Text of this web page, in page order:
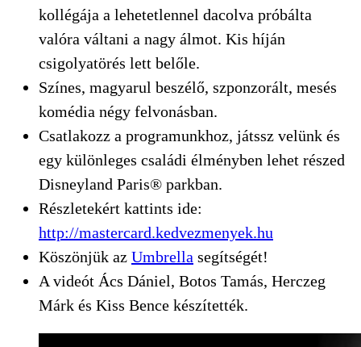
kollégája a lehetetlennel dacolva próbálta
valóra váltani a nagy álmot. Kis híján
csigolyatörés lett belőle.
Színes, magyarul beszélő, szponzorált, mesés
komédia négy felvonásban.
Csatlakozz a programunkhoz, játssz velünk és
egy különleges családi élményben lehet részed
Disneyland Paris® parkban.
Részletekért kattints ide:
http://mastercard.kedvezmenyek.hu
Köszönjük az Umbrella segítségét!
A videót Ács Dániel, Botos Tamás, Herczeg
Márk és Kiss Bence készítették.